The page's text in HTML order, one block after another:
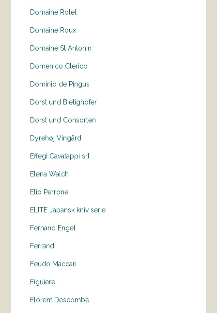
Domaine Rolet
Domaine Roux
Domaine St Antonin
Domenico Clerico
Dominio de Pingus
Dorst und Bietighöfer
Dorst und Consorten
Dyrehøj Vingård
Effegi Cavatappi srl
Elena Walch
Elio Perrone
ELITE Japansk kniv serie
Fernand Engel
Ferrand
Feudo Maccari
Figuiere
Florent Descombe